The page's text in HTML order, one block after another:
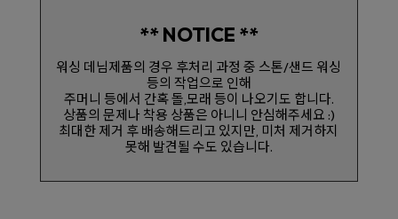
** NOTICE **
워싱 데님제품의 경우 후처리 과정 중 스톤/샌드 워싱
등의 작업으로 인해
주머니 등에서 간혹 돌,모래 등이 나오기도 합니다.
상품의 문제나 착용 상품은 아니니 안심해주세요 :)
최대한 제거 후 배송해드리고 있지만, 미처 제거하지
못해 발견될 수도 있습니다.